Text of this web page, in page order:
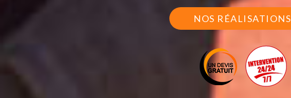
NOS RÉALISATIONS